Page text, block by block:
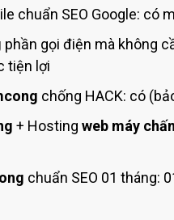
chuẩn SEO Google: có
phần gọi điện mà không
tiện lợi
chống HACK: có
+ Hosting web máy
chuẩn SEO 01 tháng: